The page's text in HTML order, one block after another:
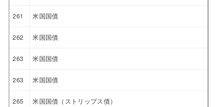
261 米国国債
262 米国国債
263 米国国債
263 米国国債
265 米国国債（ストリップス債）